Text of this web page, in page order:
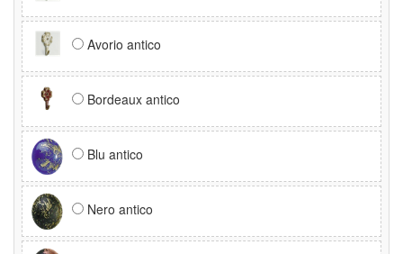
Avorio antico
Bordeaux antico
Blu antico
Nero antico